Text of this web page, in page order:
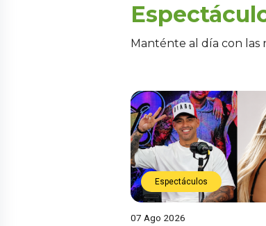
Manténte al día con las
Espectáculos
07 Ago 2026